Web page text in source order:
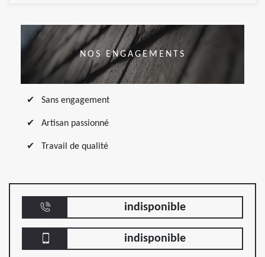
NOS ENGAGEMENTS
Sans engagement
Artisan passionné
Travail de qualité
indisponible
indisponible